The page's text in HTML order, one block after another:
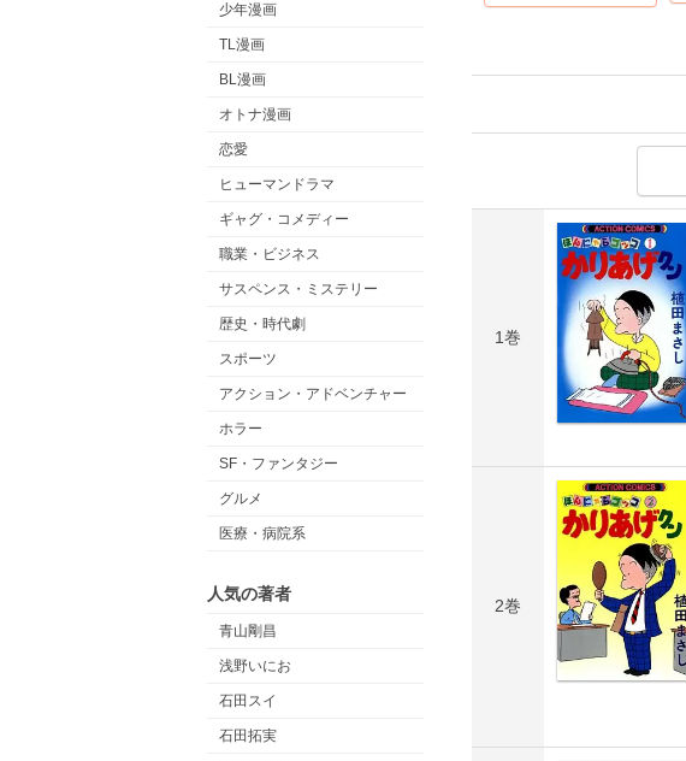
少年漫画
TL漫画
BL漫画
オトナ漫画
恋愛
ヒューマンドラマ
ギャグ・コメディー
職業・ビジネス
サスペンス・ミステリー
歴史・時代劇
スポーツ
アクション・アドベンチャー
ホラー
SF・ファンタジー
グルメ
医療・病院系
人気の著者
青山剛昌
浅野いにお
石田スイ
石田拓実
1巻
2巻